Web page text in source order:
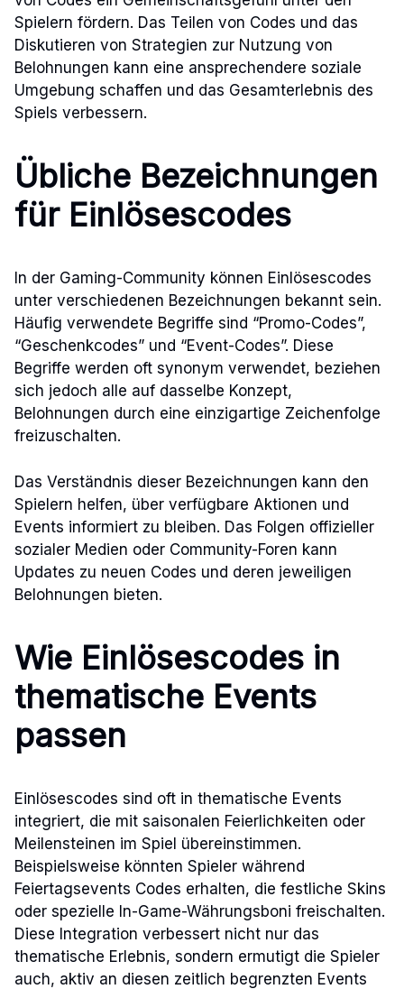
Spielern fördern. Das Teilen von Codes und das
Diskutieren von Strategien zur Nutzung von
Belohnungen kann eine ansprechendere soziale
Umgebung schaffen und das Gesamterlebnis des
Spiels verbessern.
Übliche Bezeichnungen
für Einlösescodes
In der Gaming-Community können Einlösescodes
unter verschiedenen Bezeichnungen bekannt sein.
Häufig verwendete Begriffe sind “Promo-Codes”,
“Geschenkcodes” und “Event-Codes”. Diese
Begriffe werden oft synonym verwendet, beziehen
sich jedoch alle auf dasselbe Konzept,
Belohnungen durch eine einzigartige Zeichenfolge
freizuschalten.
Das Verständnis dieser Bezeichnungen kann den
Spielern helfen, über verfügbare Aktionen und
Events informiert zu bleiben. Das Folgen offizieller
sozialer Medien oder Community-Foren kann
Updates zu neuen Codes und deren jeweiligen
Belohnungen bieten.
Wie Einlösescodes in
thematische Events
passen
Einlösescodes sind oft in thematische Events
integriert, die mit saisonalen Feierlichkeiten oder
Meilensteinen im Spiel übereinstimmen.
Beispielsweise könnten Spieler während
Feiertagsevents Codes erhalten, die festliche Skins
oder spezielle In-Game-Währungsboni freischalten.
Diese Integration verbessert nicht nur das
thematische Erlebnis, sondern ermutigt die Spieler
auch, aktiv an diesen zeitlich begrenzten Events